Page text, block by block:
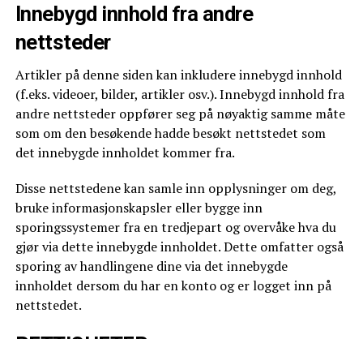
Innebygd innhold fra andre
nettsteder
Artikler på denne siden kan inkludere innebygd innhold
(f.eks. videoer, bilder, artikler osv.). Innebygd innhold fra
andre nettsteder oppfører seg på nøyaktig samme måte
som om den besøkende hadde besøkt nettstedet som
det innebygde innholdet kommer fra.
Disse nettstedene kan samle inn opplysninger om deg,
bruke informasjonskapsler eller bygge inn
sporingssystemer fra en tredjepart og overvåke hva du
gjør via dette innebygde innholdet. Dette omfatter også
sporing av handlingene dine via det innebygde
innholdet dersom du har en konto og er logget inn på
nettstedet.